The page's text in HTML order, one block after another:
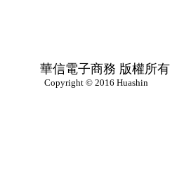
華信電子商務 版權所有
Copyright © 2016 Huashin